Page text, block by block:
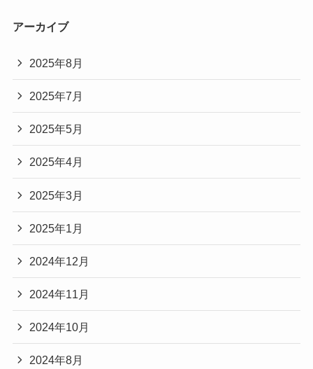
アーカイブ
2025年8月
2025年7月
2025年5月
2025年4月
2025年3月
2025年1月
2024年12月
2024年11月
2024年10月
2024年8月